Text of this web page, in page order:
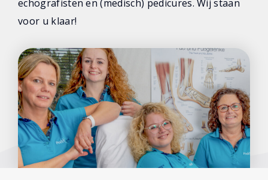
Overzicht
Liesbeth Altena
Lisa Kok Kamphuis
Gemma Nijzink
Marjolijn Veurink
Petra Mooiweer
echografisten en (medisch) pedicures. Wij staan
voor u klaar!